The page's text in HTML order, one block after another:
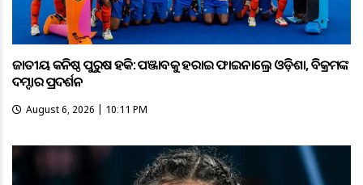
ଜାତୀୟ କନିଷ୍ଠ ପୁରୁଷ ହକି: ପଞ୍ଜାବକୁ ହରାଇ ଫାଇନାଲ୍ରେ ଓଡ଼ିଶା, ବିକ୍ରମଙ୍କ
ଦମ୍ଦାର ପ୍ରଦର୍ଶନ
August 6, 2026 | 10:11 PM